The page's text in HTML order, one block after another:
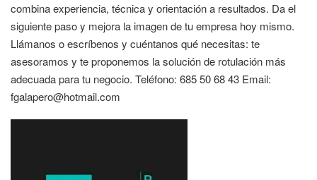
combina experiencia, técnica y orientación a resultados. Da el
siguiente paso y mejora la imagen de tu empresa hoy mismo.
Llámanos o escríbenos y cuéntanos qué necesitas: te
asesoramos y te proponemos la solución de rotulación más
adecuada para tu negocio. Teléfono: 685 50 68 43 Email:
fgalapero@hotmail.com